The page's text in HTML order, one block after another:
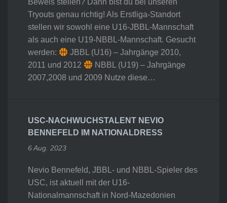
Beweis stellen? Dann bist du bei unseren
Tryouts genau richtig! Als Erstliga-Standort
stellen wir sowohl eine U16-JBBL-Mannschaft
als auch eine U19-NBBL-Mannschaft. Gesucht
werden:
JBBL (U16) – Jahrgänge 2010,
2011 und 2012
NBBL (U19) – Jahrgänge
2007,2008 und 2009 Nutze diese…
USC-NACHWUCHSTALENT NEVIO
BENNEFELD IM NATIONALDRESS
6 Aug. 2023
Nevio Bennefeld, JBBL- und NBBL-Spieler des
USC, ist aktuell mit der U16-
Nationalmannschaft in Nord-Mazedonien